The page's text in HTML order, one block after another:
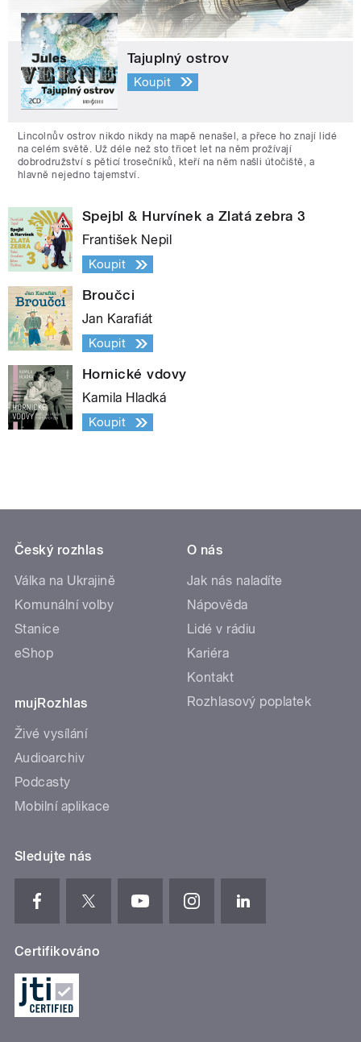
Tajuplný ostrov
Koupit
Lincolnův ostrov nikdo nikdy na mapě nenašel, a přece ho znají lidé
na celém světě. Už déle než sto třicet let na něm prožívají
dobrodružství s pěticí trosečníků, kteří na něm našli útočiště, a
hlavně nejedno tajemství.
Spejbl & Hurvínek a Zlatá zebra 3
František Nepil
Koupit
Broučci
Jan Karafiát
Koupit
Hornické vdovy
Kamila Hladká
Koupit
Český rozhlas
Válka na Ukrajině
Komunální volby
Stanice
eShop
mujRozhlas
Živé vysílání
Audioarchiv
Podcasty
Mobilní aplikace
O nás
Jak nás naladíte
Nápověda
Lidé v rádiu
Kariéra
Kontakt
Rozhlasový poplatek
Sledujte nás
Certifikováno